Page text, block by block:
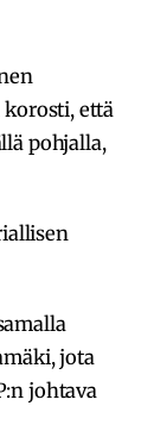
että
pohjalla,
jota
johtava